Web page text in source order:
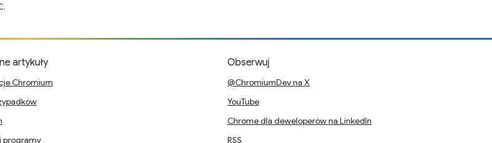
artykuły
Chromium
programy
Obserwuj
@ChromiumDev na X
YouTube
Chrome dla deweloperów na LinkedIn
RSS